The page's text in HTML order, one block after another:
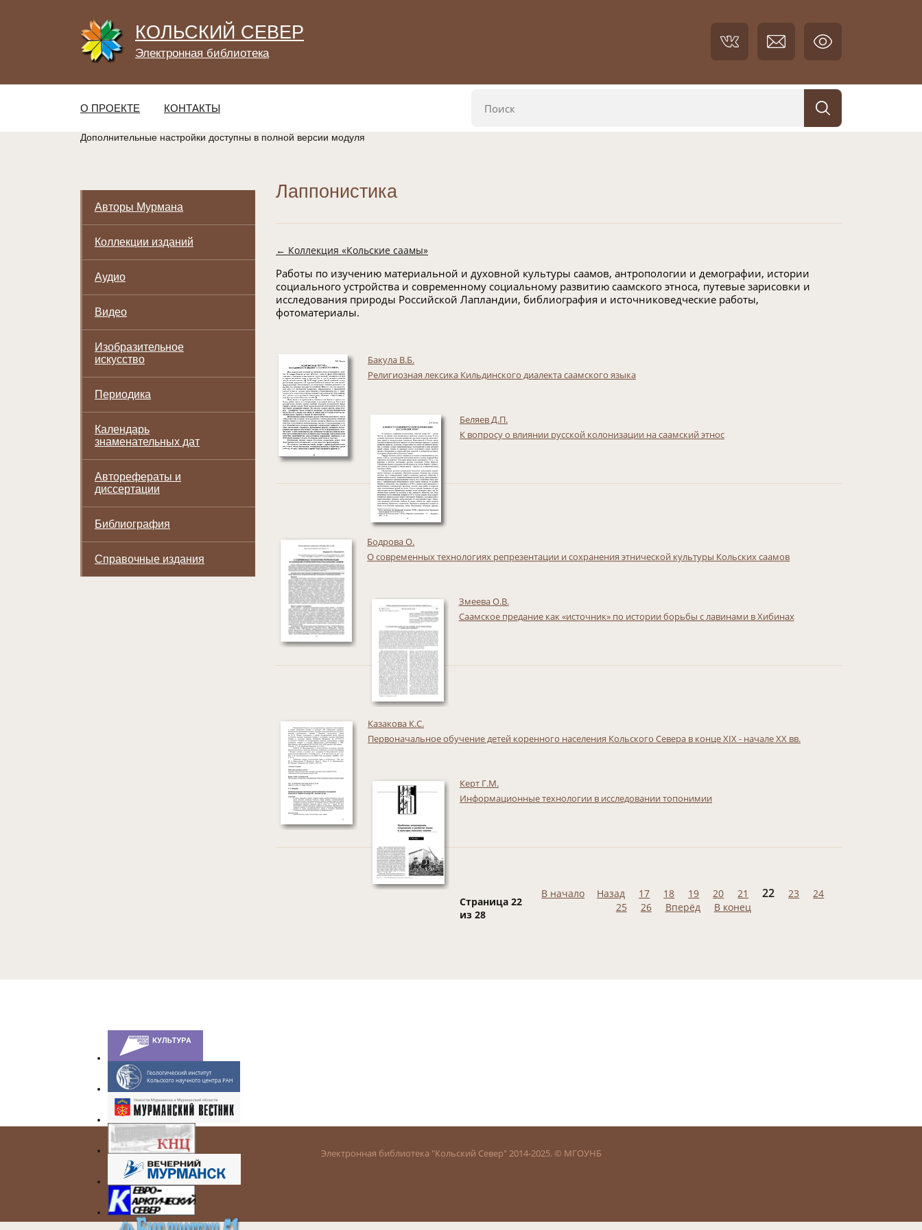
КОЛЬСКИЙ СЕВЕР
Электронная библиотека
О ПРОЕКТЕ КОНТАКТЫ
Дополнительные настройки доступны в полной версии модуля
Авторы Мурмана
Коллекции изданий
Аудио
Видео
Изобразительное
искусство
Периодика
Календарь
знаменательных дат
Авторефераты и
диссертации
Библиография
Справочные издания
Лаппонистика
← Коллекция «Кольские саамы»
Работы по изучению материальной и духовной культуры саамов, антропологии и демографии, истории
социального устройства и современному социальному развитию саамского этноса, путевые зарисовки и
исследования природы Российской Лапландии, библиография и источниковедческие работы,
фотоматериалы.
Бакула В.Б.
Религиозная лексика Кильдинского диалекта саамского языка
Беляев Д.П.
К вопросу о влиянии русской колонизации на саамский этнос
Бодрова О.
О современных технологиях репрезентации и сохранения этнической культуры Кольских саамов
Змеева О.В.
Саамское предание как «источник» по истории борьбы с лавинами в Хибинах
Казакова К.С.
Первоначальное обучение детей коренного населения Кольского Севера в конце XIX - начале XX вв.
Керт Г.М.
Информационные технологии в исследовании топонимии
Страница 22
из 28
В начало Назад 17 18 19 20 21 22 23
24
25
26 Вперёд В конец
Электронная библиотека "Кольский Север" 2014-2025. © МГОУНБ